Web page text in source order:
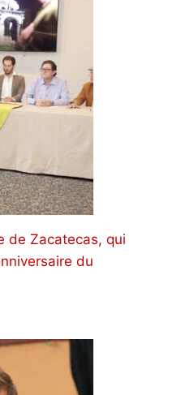
de Zacatecas, qui
du